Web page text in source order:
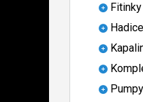
Fitinky
Pumpy